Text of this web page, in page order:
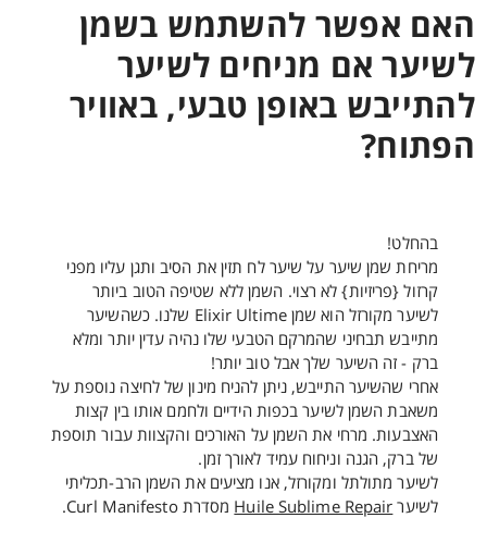
האם אפשר להשתמש בשמן
לשיער אם מניחים לשיער
להתייבש באופן טבעי, באוויר
הפתוח?
בהחלט!
מריחת שמן שיער על שיער לח תזין את הסיב ותגן עליו מפני
קרזול {פריזיות} לא רצוי. השמן ללא שטיפה הטוב ביותר
לשיער מקורזל הוא שמן Elixir Ultime שלנו. כשהשיער
מתייבש תבחיני שהמרקם הטבעי שלו נהיה עדין יותר ומלא
ברק - זה השיער שלך אבל טוב יותר!
אחרי שהשיער התייבש, ניתן להניח מינון של לחיצה נוספת על
משאבת השמן לשיער בכפות הידיים ולחמם אותו בין קצות
האצבעות. מרחי את השמן על האורכים והקצוות עבור תוספת
של ברק, הגנה וניחוח עמיד לאורך זמן.
לשיער מתולתל ומקורזל, אנו מציעים את השמן הרב-תכליתי
לשיער Huile Sublime Repair מסדרת Curl Manifesto.